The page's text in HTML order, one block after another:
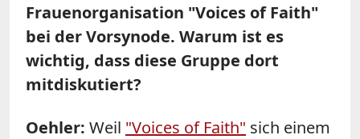
Frauenorganisation "Voices of Faith"
bei der Vorsynode. Warum ist es
wichtig, dass diese Gruppe dort
mitdiskutiert?
Oehler: Weil "Voices of Faith" sich einem